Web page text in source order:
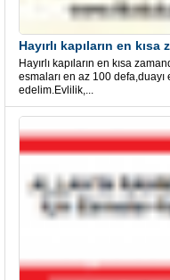
Hayırlı kapıların en kısa
esmaları en az 100
edelim.Evlilik,...